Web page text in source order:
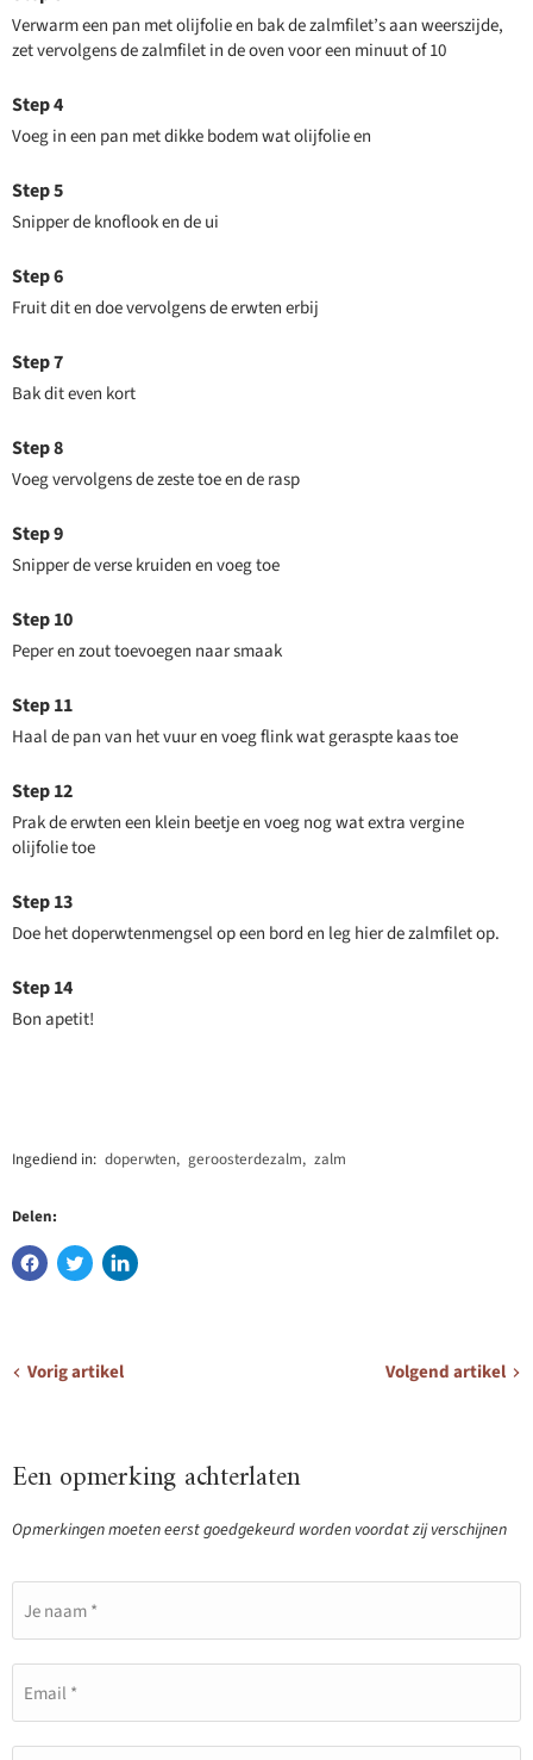
Verwarm een pan met olijfolie en bak de zalmfilet’s aan weerszijde,
zet vervolgens de zalmfilet in de oven voor een minuut of 10
Voeg in een pan met dikke bodem wat olijfolie en
Snipper de knoflook en de ui
Fruit dit en doe vervolgens de erwten erbij
Bak dit even kort
Voeg vervolgens de zeste toe en de rasp
Snipper de verse kruiden en voeg toe
Peper en zout toevoegen naar smaak
Haal de pan van het vuur en voeg flink wat geraspte kaas toe
Prak de erwten een klein beetje en voeg nog wat extra vergine
olijfolie toe
Doe het doperwtenmengsel op een bord en leg hier de zalmfilet op.
Bon apetit!
Ingediend in: doperwten, geroosterdezalm, zalm
Delen:
Vorig artikel Volgend artikel
Een opmerking achterlaten
Opmerkingen moeten eerst goedgekeurd worden voordat zij verschijnen
Je naam *
Email *